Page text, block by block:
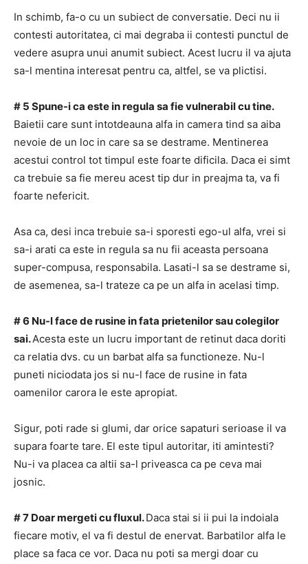
In schimb, fa-o cu un subiect de conversatie. Deci nu ii
contesti autoritatea, ci mai degraba ii contesti punctul de
vedere asupra unui anumit subiect. Acest lucru il va ajuta
sa-l mentina interesat pentru ca, altfel, se va plictisi.
# 5 Spune-i ca este in regula sa fie vulnerabil cu tine.
Baietii care sunt intotdeauna alfa in camera tind sa aiba
nevoie de un loc in care sa se destrame. Mentinerea
acestui control tot timpul este foarte dificila. Daca ei simt
ca trebuie sa fie mereu acest tip dur in preajma ta, va fi
foarte nefericit.
Asa ca, desi inca trebuie sa-i sporesti ego-ul alfa, vrei si
sa-i arati ca este in regula sa nu fii aceasta persoana
super-compusa, responsabila. Lasati-l sa se destrame si,
de asemenea, sa-l trateze ca pe un alfa in acelasi timp.
# 6 Nu-l face de rusine in fata prietenilor sau colegilor
sai.Acesta este un lucru important de retinut daca doriti
ca relatia dvs. cu un barbat alfa sa functioneze. Nu-l
puneti niciodata jos si nu-l face de rusine in fata
oamenilor carora le este apropiat.
Sigur, poti rade si glumi, dar orice sapaturi serioase il va
supara foarte tare. El este tipul autoritar, iti amintesti?
Nu-i va placea ca altii sa-l priveasca ca pe ceva mai
josnic.
# 7 Doar mergeti cu fluxul.Daca stai si ii pui la indoiala
fiecare motiv, el va fi destul de enervat. Barbatilor alfa le
place sa faca ce vor. Daca nu poti sa mergi doar cu